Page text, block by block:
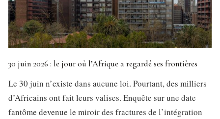
30 juin 2026 : le jour où l’Afrique a regardé ses frontières
Le 30 juin n’existe dans aucune loi. Pourtant, des milliers
d’Africains ont fait leurs valises. Enquête sur une date
fantôme devenue le miroir des fractures de l’intégration